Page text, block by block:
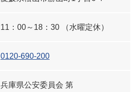
11：00～18：30 （水曜定休）
0120-690-200
兵庫県公安委員会 第